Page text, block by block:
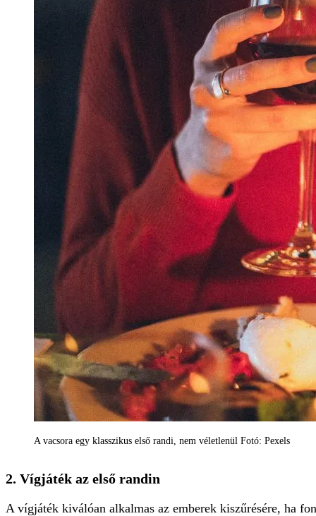
A vacsora egy klasszikus első randi, nem véletlenül Fotó: Pexels
2. Vígjáték az első randin
A vígjáték kiválóan alkalmas az emberek kiszűrésére, ha